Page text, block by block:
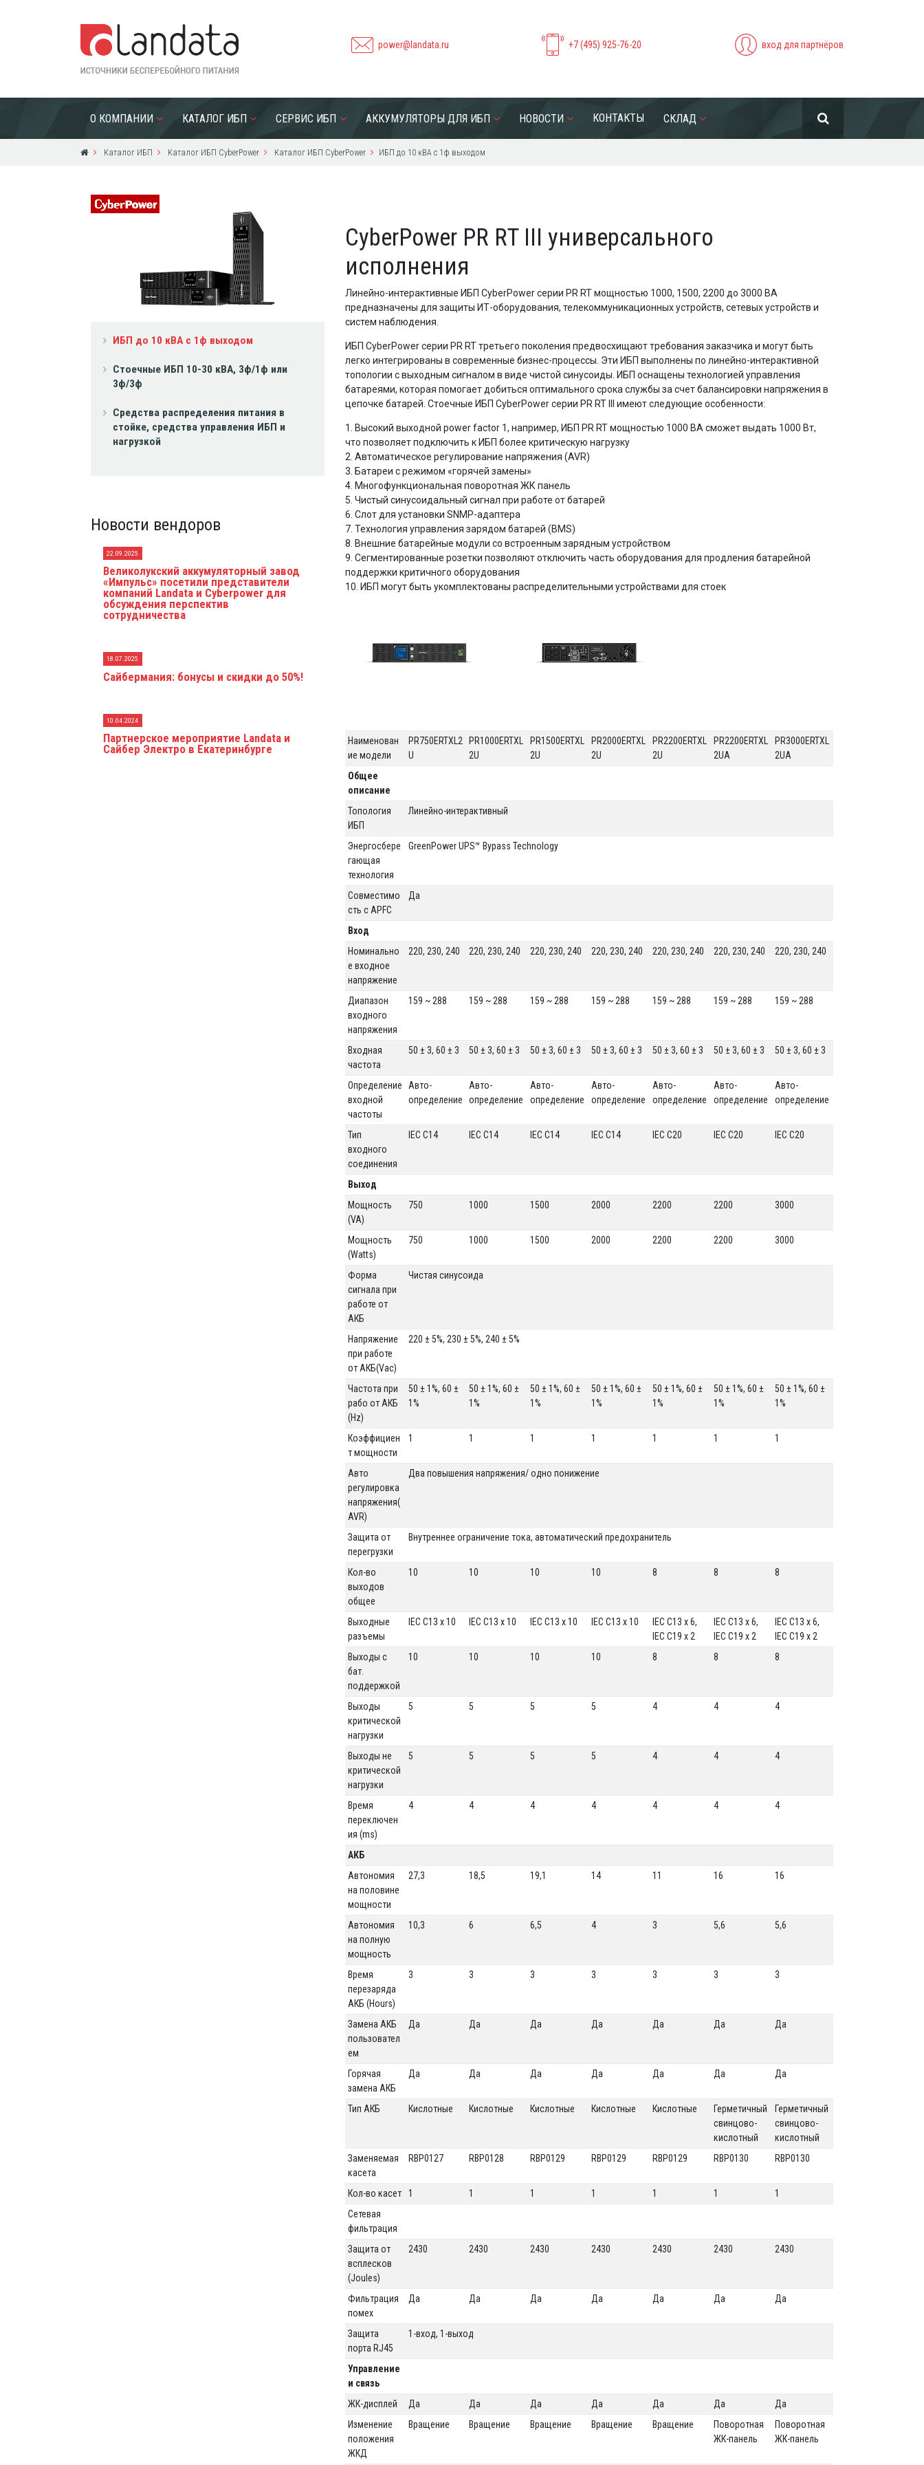
power@landata.ru +7 (495) 925-76-20 вход для партнёров
О КОМПАНИИ КАТАЛОГ ИБП СЕРВИС ИБП АККУМУЛЯТОРЫ ДЛЯ ИБП НОВОСТИ КОНТАКТЫ СКЛАД
Каталог ИБП Каталог ИБП CyberPower Каталог ИБП CyberPower ИБП до 10 кВА с 1ф выходом
ИБП до 10 кВА с 1ф выходом
Стоечные ИБП 10-30 кВА, 3ф/1ф или
3ф/3ф
Средства распределения питания в
стойке, средства управления ИБП и
нагрузкой
Новости вендоров
22.09.2025
Великолукский аккумуляторный завод
«Импульс» посетили представители
компаний Landata и Cyberpower для
обсуждения перспектив
сотрудничества
18.07.2025
Сайбермания: бонусы и скидки до 50%!
10.04.2024
Партнерское мероприятие Landata и
Сайбер Электро в Екатеринбурге
CyberPower PR RT III универсального
исполнения
Линейно-интерактивные ИБП CyberPower серии PR RT мощностью 1000, 1500, 2200 до 3000 ВА
предназначены для защиты ИТ-оборудования, телекоммуникационных устройств, сетевых устройств и
систем наблюдения.
ИБП CyberPower серии PR RT третьего поколения предвосхищают требования заказчика и могут быть
легко интегрированы в современные бизнес-процессы. Эти ИБП выполнены по линейно-интерактивной
топологии с выходным сигналом в виде чистой синусоиды. ИБП оснащены технологией управления
батареями, которая помогает добиться оптимального срока службы за счет балансировки напряжения в
цепочке батарей. Стоечные ИБП CyberPower серии PR RT III имеют следующие особенности:
1. Высокий выходной power factor 1, например, ИБП PR RT мощностью 1000 ВА сможет выдать 1000 Вт,
что позволяет подключить к ИБП более критическую нагрузку
2. Автоматическое регулирование напряжения (AVR)
3. Батареи с режимом «горячей замены»
4. Многофункциональная поворотная ЖК панель
5. Чистый синусоидальный сигнал при работе от батарей
6. Слот для установки SNMP-адаптера
7. Технология управления зарядом батарей (BMS)
8. Внешние батарейные модули со встроенным зарядным устройством
9. Сегментированные розетки позволяют отключить часть оборудования для продления батарейной
поддержки критичного оборудования
10. ИБП могут быть укомплектованы распределительными устройствами для стоек
Наименован
ие модели
PR750ERTXL2
U
PR1000ERTXL
2U
PR1500ERTXL
2U
PR2000ERTXL
2U
PR2200ERTXL
2U
PR2200ERTXL
2UA
PR3000ERTXL
2UA
Общее
описание
Топология
ИБП
Линейно-интерактивный
Энергосбере
гающая
технология
GreenPower UPS™ Bypass Technology
Совместимо
сть с APFC
Да
Вход
Номинально
е входное
напряжение
220, 230, 240 220, 230, 240 220, 230, 240 220, 230, 240 220, 230, 240 220, 230, 240 220, 230, 240
Диапазон
входного
напряжения
159 ~ 288 159 ~ 288 159 ~ 288 159 ~ 288 159 ~ 288 159 ~ 288 159 ~ 288
Входная
частота
50 ± 3, 60 ± 3 50 ± 3, 60 ± 3 50 ± 3, 60 ± 3 50 ± 3, 60 ± 3 50 ± 3, 60 ± 3 50 ± 3, 60 ± 3 50 ± 3, 60 ± 3
Определение
входной
частоты
Авто-
определение
Авто-
определение
Авто-
определение
Авто-
определение
Авто-
определение
Авто-
определение
Авто-
определение
Тип
входного
соединения
IEC C14 IEC C14 IEC C14 IEC C14 IEC C20 IEC C20 IEC C20
Выход
Мощность
(VA)
750 1000 1500 2000 2200 2200 3000
Мощность
(Watts)
750 1000 1500 2000 2200 2200 3000
Форма
сигнала при
работе от
АКБ
Чистая синусоида
Напряжение
при работе
от АКБ(Vac)
220 ± 5%, 230 ± 5%, 240 ± 5%
Частота при
рабо от АКБ
(Hz)
50 ± 1%, 60 ±
1%
50 ± 1%, 60 ±
1%
50 ± 1%, 60 ±
1%
50 ± 1%, 60 ±
1%
50 ± 1%, 60 ±
1%
50 ± 1%, 60 ±
1%
50 ± 1%, 60 ±
1%
Коэффициен
т мощности
1 1 1 1 1 1 1
Авто
регулировка
напряжения(
AVR)
Два повышения напряжения/ одно понижение
Защита от
перегрузки
Внутреннее ограничение тока, автоматический предохранитель
Кол-во
выходов
общее
10 10 10 10 8 8 8
Выходные
разъемы
IEC C13 x 10 IEC C13 x 10 IEC C13 x 10 IEC C13 x 10
IEC C13 x 6,
IEC C19 x 2
IEC C13 x 6,
IEC C19 x 2
IEC C13 x 6,
IEC C19 x 2
Выходы с
бат.
поддержкой
10 10 10 10 8 8 8
Выходы
критической
нагрузки
5 5 5 5 4 4 4
Выходы не
критической
нагрузки
5 5 5 5 4 4 4
Время
переключен
ия (ms)
4 4 4 4 4 4 4
АКБ
Автономия
на половине
мощности
27,3 18,5 19,1 14 11 16 16
Автономия
на полную
мощность
10,3 6 6,5 4 3 5,6 5,6
Время
перезаряда
АКБ (Hours)
3 3 3 3 3 3 3
Замена АКБ
пользовател
ем
Да Да Да Да Да Да Да
Горячая
замена АКБ
Да Да Да Да Да Да Да
Тип АКБ Кислотные Кислотные Кислотные Кислотные Кислотные
Герметичный
свинцово-
кислотный
Герметичный
свинцово-
кислотный
Заменяемая
касета
RBP0127 RBP0128 RBP0129 RBP0129 RBP0129 RBP0130 RBP0130
Кол-во касет 1 1 1 1 1 1
1
Сетевая
фильтрация
Защита от
всплесков
(Joules)
2430 2430 2430 2430 2430 2430 2430
Фильтрация
помех
Да Да Да Да Да Да Да
Защита
порта RJ45
1-вход, 1-выход
Управление
и связь
ЖК-дисплей
Да Да Да Да Да Да
Да
Изменение
положения
ЖКД
Вращение Вращение Вращение Вращение Вращение
Поворотная
ЖК-панель
Поворотная
ЖК-панель